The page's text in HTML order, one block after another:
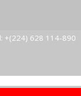
+(224) 628 114-890